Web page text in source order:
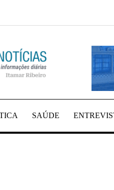
NOTÍCIAS
E REGIÃO, POR
SAÚDE